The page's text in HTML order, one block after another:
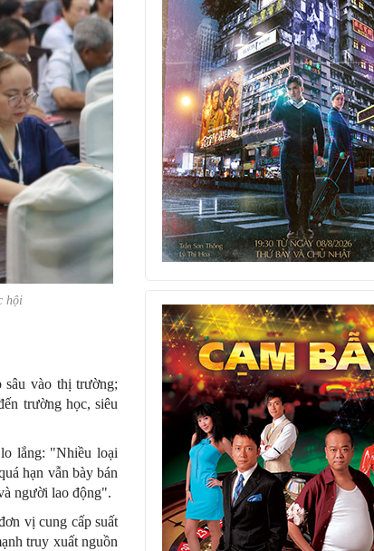
hội
sâu vào thị trường;
trường học, siêu
lắng: "Nhiều loại
hạn vẫn bày bán
người lao động".
vị cung cấp suất
truy xuất nguồn